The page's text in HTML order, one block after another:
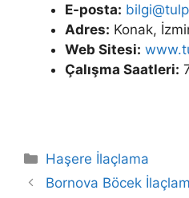
E-posta:
Adres: Konak,
Web Sitesi:
Çalışma Saatleri:
Kategoriler
Haşere İlaçlama
Bornova Böcek